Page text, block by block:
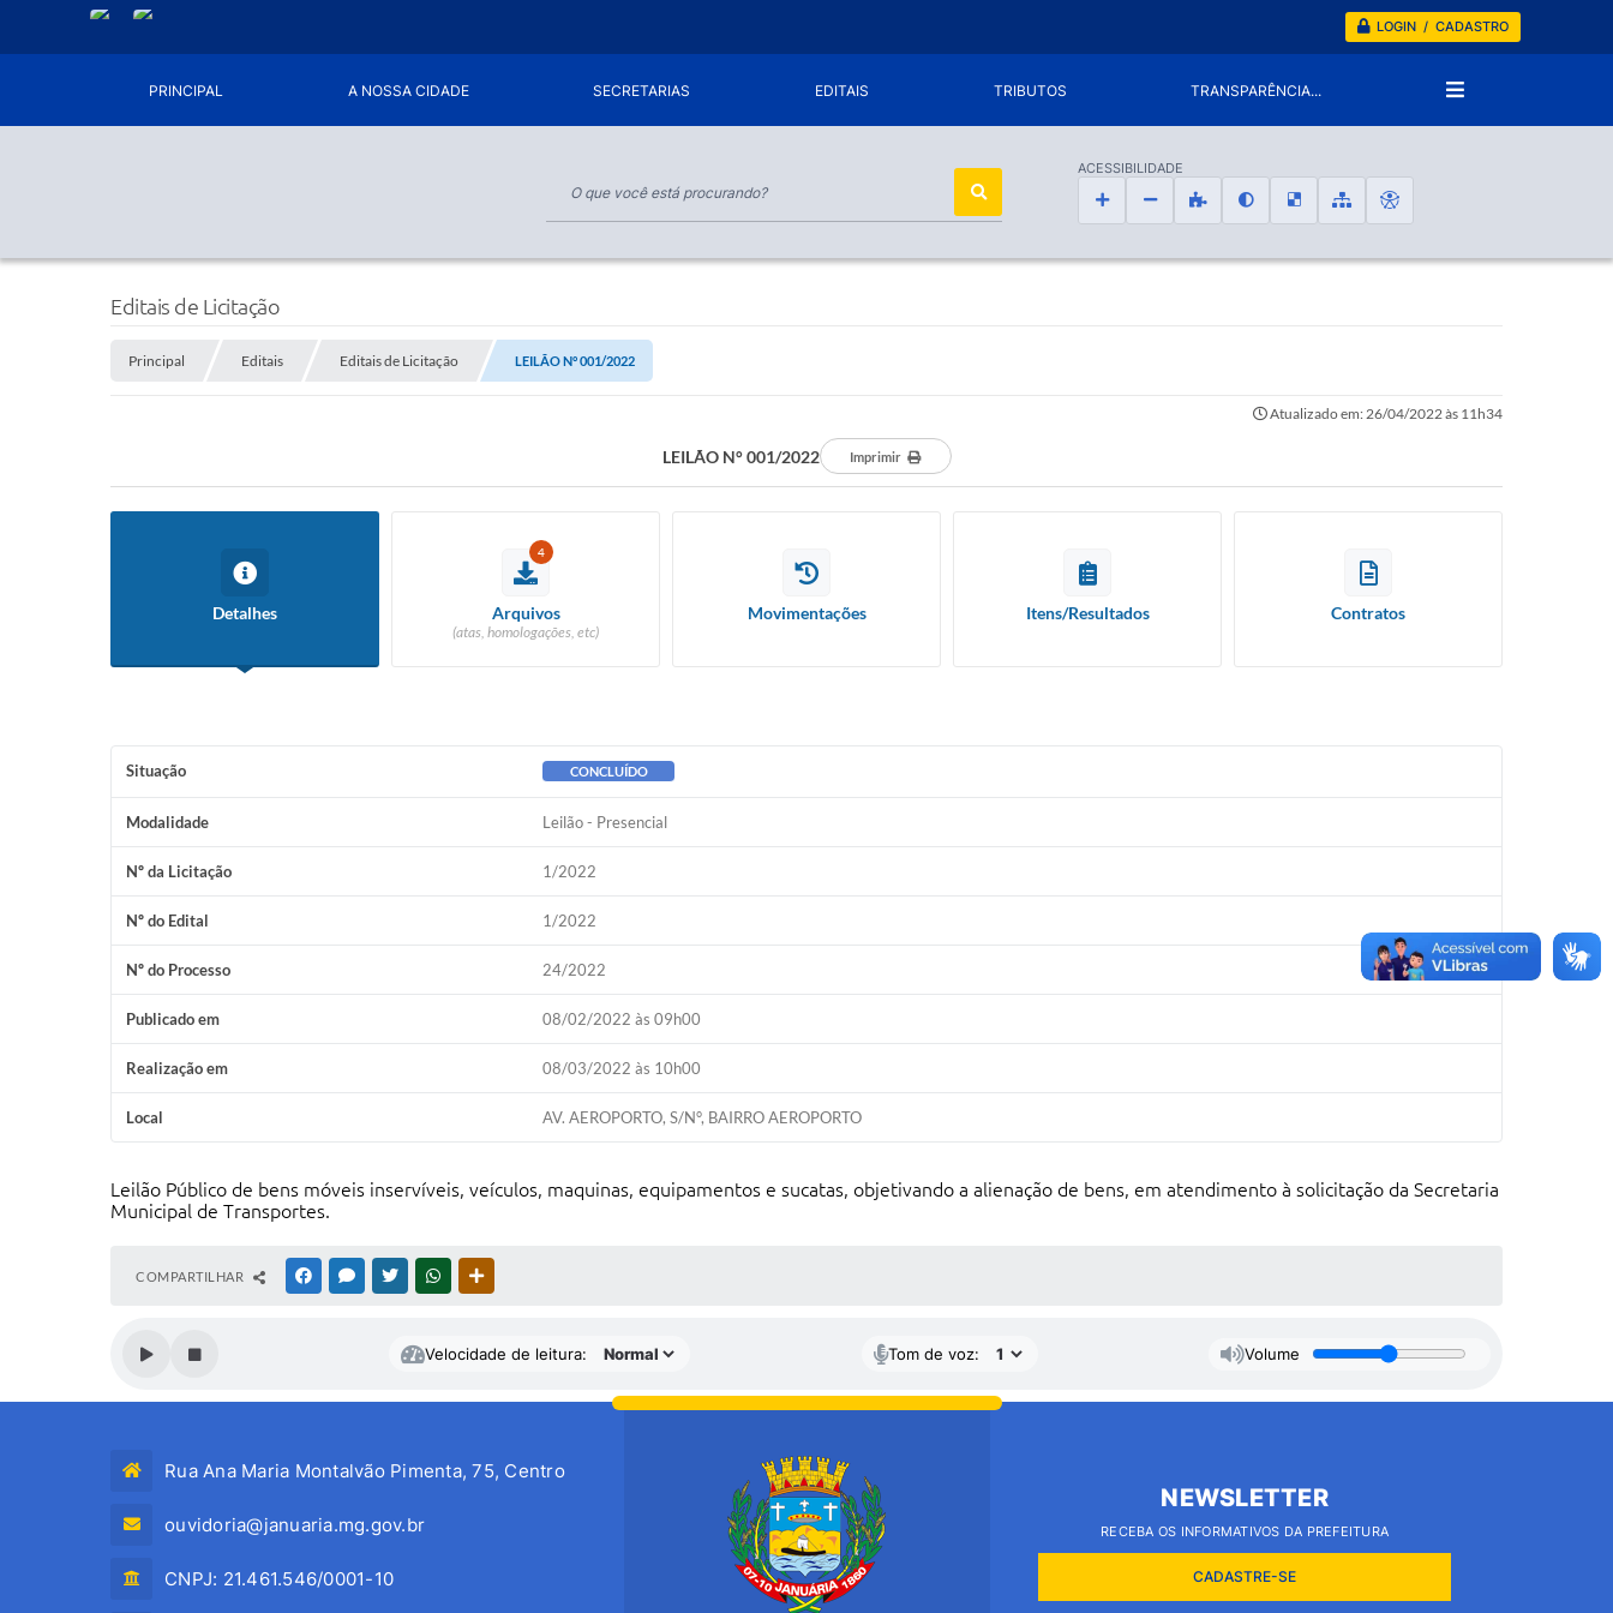
LOGIN / CADASTRO
PRINCIPAL A NOSSA CIDADE SECRETARIAS EDITAIS TRIBUTOS TRANSPARÊNCIA...
ACESSIBILIDADE
Editais de Licitação
Principal Editais Editais de Licitação LEILÃO N° 001/2022
Atualizado em: 26/04/2022 às 11h34
LEILÃO N° 001/2022 Imprimir
Detalhes
4
Arquivos
(atas, homologações, etc)
Movimentações Itens/Resultados Contratos
Situação CONCLUÍDO
Modalidade Leilão - Presencial
Nº da Licitação 1/2022
Nº do Edital 1/2022
Nº do Processo 24/2022
Publicado em 08/02/2022 às 09h00
Realização em 08/03/2022 às 10h00
Local AV. AEROPORTO, S/N°, BAIRRO AEROPORTO
Leilão Público de bens móveis inservíveis, veículos, maquinas, equipamentos e sucatas, objetivando a alienação de bens, em atendimento à solicitação da Secretaria
Municipal de Transportes.
COMPARTILHAR FACEBOOKMESSENGER
TWITTERWHATSAPP
Velocidade de leitura: Tom de voz: Volume
Rua Ana Maria Montalvão Pimenta, 75, Centro
ouvidoria@januaria.mg.gov.br
CNPJ: 21.461.546/0001-10
NEWSLETTER
RECEBA OS INFORMATIVOS DA PREFEITURA
CADASTRE-SE